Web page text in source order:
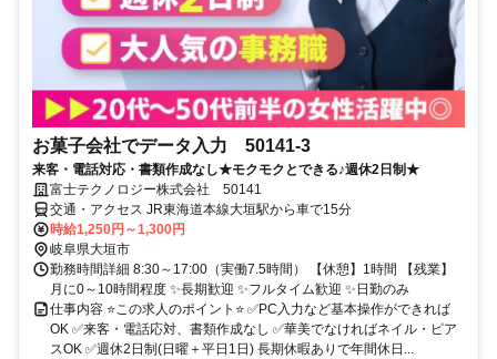
お菓子会社でデータ入力 50141-3
来客・電話対応・書類作成なし★モクモクとできる♪週休2日制★
富士テクノロジー株式会社 50141
交通・アクセス JR東海道本線大垣駅から車で15分
時給1,250円～1,300円
岐阜県大垣市
勤務時間詳細 8:30～17:00（実働7.5時間） 【休憩】1時間 【残業】
月に0～10時間程度 ✨長期歓迎 ✨フルタイム歓迎 ✨日勤のみ
仕事内容 ⭐この求人のポイント⭐ ✅PC入力など基本操作ができれば
OK ✅来客・電話応対、書類作成なし ✅華美でなければネイル・ピア
スOK ✅週休2日制(日曜＋平日1日) 長期休暇ありで年間休日...